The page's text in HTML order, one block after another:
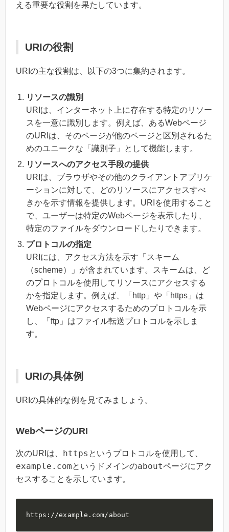
える重要な役割を果たしています。
URIの役割
URIの主な役割は、以下の3つに集約されます。
リソースの識別
URIは、インターネット上に存在する特定のリソー
スを一意に識別します。例えば、あるWebページ
のURIは、そのページが他のページと区別されるた
めのユニークな「識別子」として機能します。
リソースへのアクセス手段の提供
URIは、ブラウザやその他のクライアントアプリケ
ーションに対して、どのリソースにアクセスすべ
きかを示す情報を提供します。URIを使用すること
で、ユーザーは特定のWebページを表示したり、
特定のファイルをダウンロードしたりできます。
プロトコルの指定
URIには、アクセス方法を示す「スキーム
（scheme）」が含まれています。スキームは、ど
のプロトコルを使用してリソースにアクセスする
かを指定します。例えば、「http」や「https」は
Webページにアクセスするためのプロトコルを示
し、「ftp」はファイル転送プロトコルを示しま
す。
URIの具体例
URIの具体的な例を見てみましょう。
WebページのURI
次のURIは、 https というプロトコルを使用して、
example.comというドメインのaboutページにアク
セスすることを示しています。
https://example.com/about